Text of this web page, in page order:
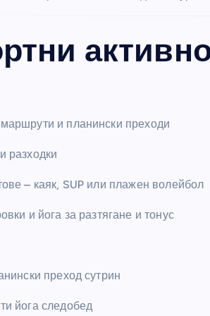
и планински преходи
разходки
– каяк, SUP или плажен волейбол
и йога за разтягане и тонус
преход сутрин
йога следобед